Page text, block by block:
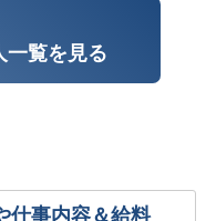
一覧を見る
仕事内容＆給料